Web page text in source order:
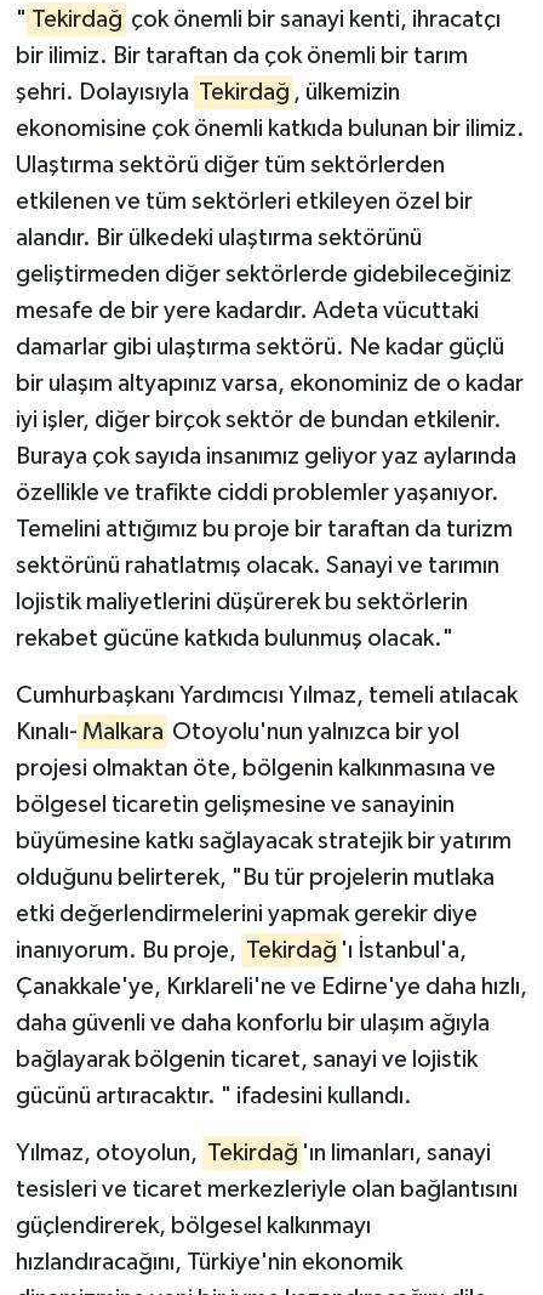
" Tekirdağ çok önemli bir sanayi kenti, ihracatçı
bir ilimiz. Bir taraftan da çok önemli bir tarım
şehri. Dolayısıyla Tekirdağ , ülkemizin
ekonomisine çok önemli katkıda bulunan bir ilimiz.
Ulaştırma sektörü diğer tüm sektörlerden
etkilenen ve tüm sektörleri etkileyen özel bir
alandır. Bir ülkedeki ulaştırma sektörünü
geliştirmeden diğer sektörlerde gidebileceğiniz
mesafe de bir yere kadardır. Adeta vücuttaki
damarlar gibi ulaştırma sektörü. Ne kadar güçlü
bir ulaşım altyapınız varsa, ekonominiz de o kadar
iyi işler, diğer birçok sektör de bundan etkilenir.
Buraya çok sayıda insanımız geliyor yaz aylarında
özellikle ve trafikte ciddi problemler yaşanıyor.
Temelini attığımız bu proje bir taraftan da turizm
sektörünü rahatlatmış olacak. Sanayi ve tarımın
lojistik maliyetlerini düşürerek bu sektörlerin
rekabet gücüne katkıda bulunmuş olacak."
Cumhurbaşkanı Yardımcısı Yılmaz, temeli atılacak
Kınalı- Malkara Otoyolu'nun yalnızca bir yol
projesi olmaktan öte, bölgenin kalkınmasına ve
bölgesel ticaretin gelişmesine ve sanayinin
büyümesine katkı sağlayacak stratejik bir yatırım
olduğunu belirterek, "Bu tür projelerin mutlaka
etki değerlendirmelerini yapmak gerekir diye
inanıyorum. Bu proje, Tekirdağ 'ı İstanbul'a,
Çanakkale'ye, Kırklareli'ne ve Edirne'ye daha hızlı,
daha güvenli ve daha konforlu bir ulaşım ağıyla
bağlayarak bölgenin ticaret, sanayi ve lojistik
gücünü artıracaktır. " ifadesini kullandı.
Yılmaz, otoyolun, Tekirdağ 'ın limanları, sanayi
tesisleri ve ticaret merkezleriyle olan bağlantısını
güçlendirerek, bölgesel kalkınmayı
hızlandıracağını, Türkiye'nin ekonomik